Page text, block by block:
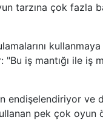
tarzına çok fazla
iş mantığı ile iş
endişelendiriyor ve
pek çok oyun